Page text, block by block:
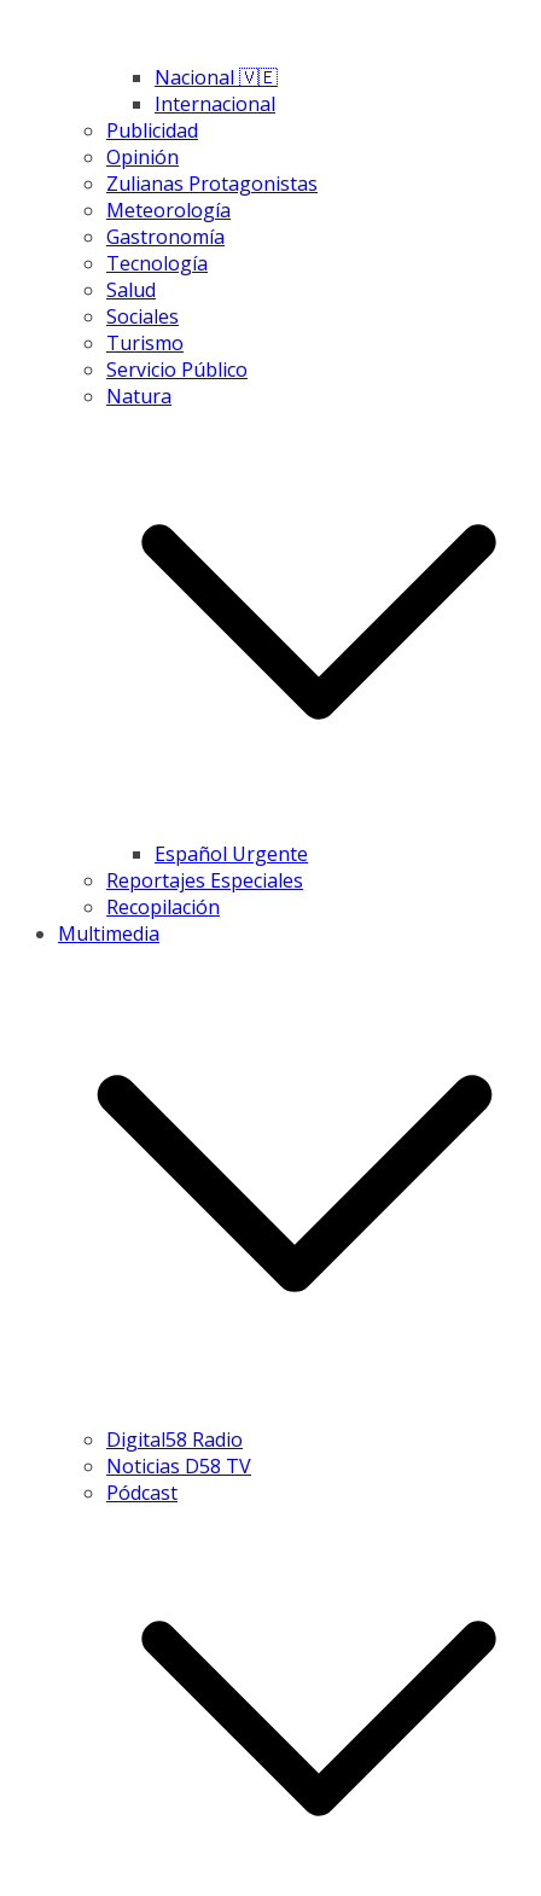
Nacional 🇻🇪
Internacional
Publicidad
Opinión
Zulianas Protagonistas
Meteorología
Gastronomía
Tecnología
Salud
Sociales
Turismo
Servicio Público
Natura
Español Urgente
Reportajes Especiales
Recopilación
Multimedia
Digital58 Radio
Noticias D58 TV
Pódcast